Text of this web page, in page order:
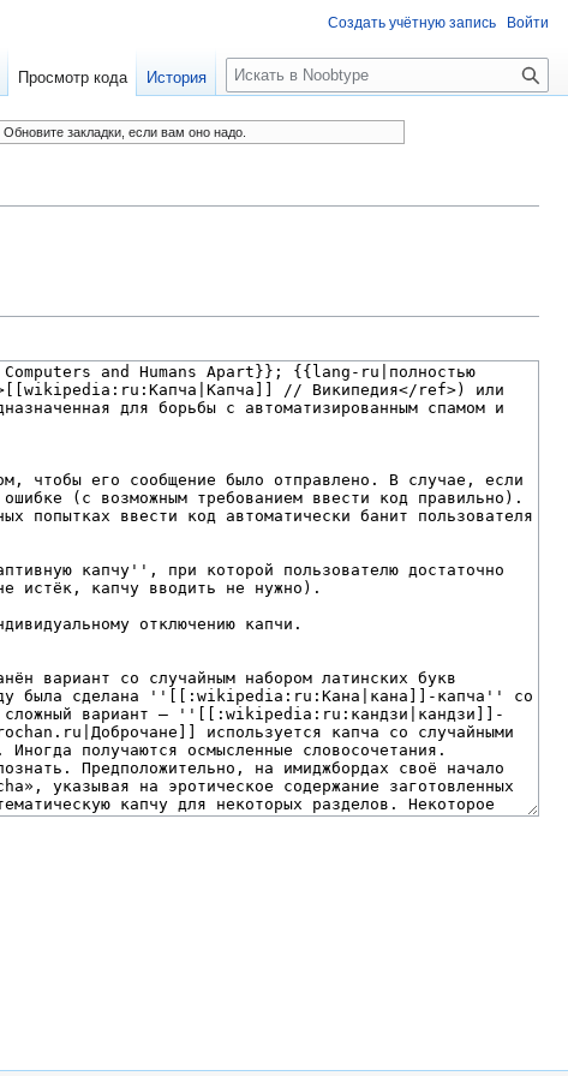
. Обновите закладки, если вам оно надо.
Создать учётную запись Войти
Просмотр кода История
П
о
и
с